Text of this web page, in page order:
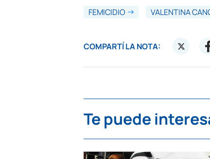
FEMICIDIO
VALENTINA
COMPARTÍ LA NOTA:
Te puede